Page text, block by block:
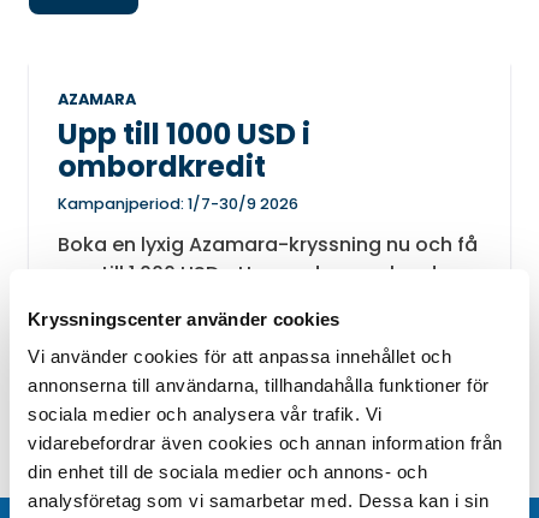
Kryssningscenter använder cookies
Vi använder cookies för att anpassa innehållet och
annonserna till användarna, tillhandahålla funktioner för
sociala medier och analysera vår trafik. Vi
vidarebefordrar även cookies och annan information från
din enhet till de sociala medier och annons- och
analysföretag som vi samarbetar med. Dessa kan i sin
AZAMARA
Upp till 1000 USD i
ombordkredit
Kampanjperiod: 1/7-30/9 2026
Boka en lyxig Azamara-kryssning nu och få
upp till 1 000 USD att spendera ombord.
Läs mer
: Upp till 1000 USD i ombordkredit